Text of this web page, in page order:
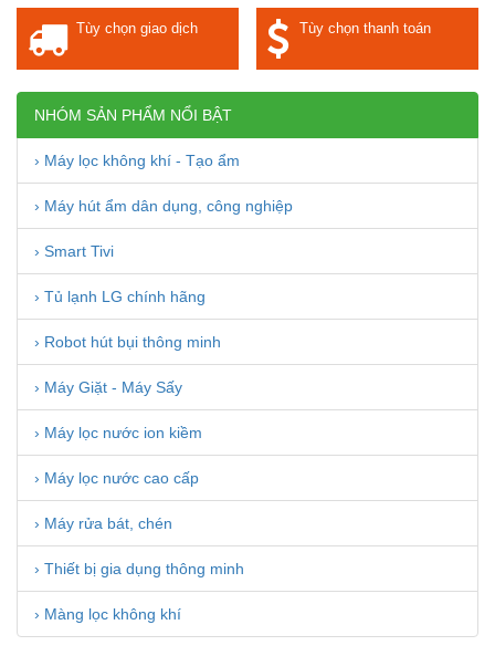
Tùy chọn giao dịch Tùy chọn thanh toán
NHÓM SẢN PHẨM NỔI BẬT
› Máy lọc không khí - Tạo ẩm
› Máy hút ẩm dân dụng, công nghiệp
› Smart Tivi
› Tủ lạnh LG chính hãng
› Robot hút bụi thông minh
› Máy Giặt - Máy Sấy
› Máy lọc nước ion kiềm
› Máy lọc nước cao cấp
› Máy rửa bát, chén
› Thiết bị gia dụng thông minh
› Màng lọc không khí